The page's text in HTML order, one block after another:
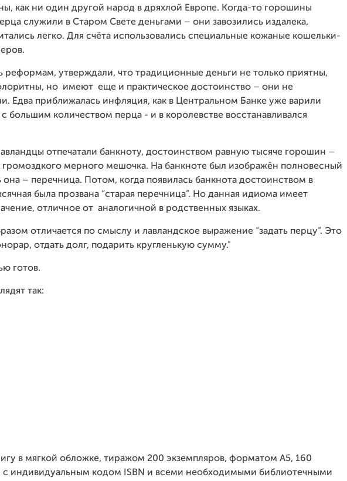
как ни один другой народ в дряхлой Европе. Когда-то горошины
служили в Старом Свете деньгами – они завозились издалека,
легко. Для счёта использовались специальные кожаные кошельки-
реформам, утверждали, что традиционные деньги не только приятны,
но имеют еще и практическое достоинство – они не
Едва приближалась инфляция, как в Центральном Банке уже варили
большим количеством перца - и в королевстве восстанавливался
отпечатали банкноту, достоинством равную тысяче горошин –
мерного мешочка. На банкноте был изображён полновесный
она – перечница. Потом, когда появилась банкнота достоинством в
была прозвана “старая перечница”. Но данная идиома имеет
отличное от аналогичной в родственных языках.
отличается по смыслу и лавландское выражение “задать перцу”. Это
отдать долг, подарить кругленькую сумму."
готов.
так:
в мягкой обложке, тиражом 200 экземпляров, форматом А5, 160
с индивидуальным кодом ISBN и всеми необходимыми библиотечными